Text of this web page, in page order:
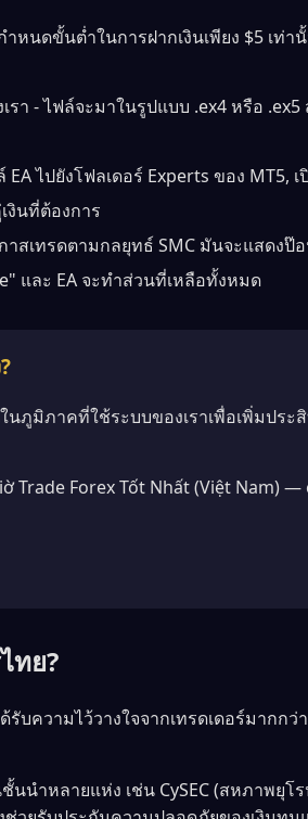
ำหนดขั้นต่ำในการฝากเงินเพียง $5 เท่า
รา - ไฟล์จะมาในรูปแบบ .ex4 หรือ
ไปยังโฟลเดอร์ Experts ของ MT5,
งินที่ต้องการ
าสเทรดตามกลยุทธ์ SMC มันจะแสดงป๊
และ EA จะทำส่วนที่เหลือทั้งหมด
ภูมิภาคที่ใช้ระบบของเราเพื่อเพิ่มประ
ทย?
บความไว้วางใจจากเทรดเดอร์มากก
นำหลายแห่ง เช่น CySEC (สหภาพยุโร